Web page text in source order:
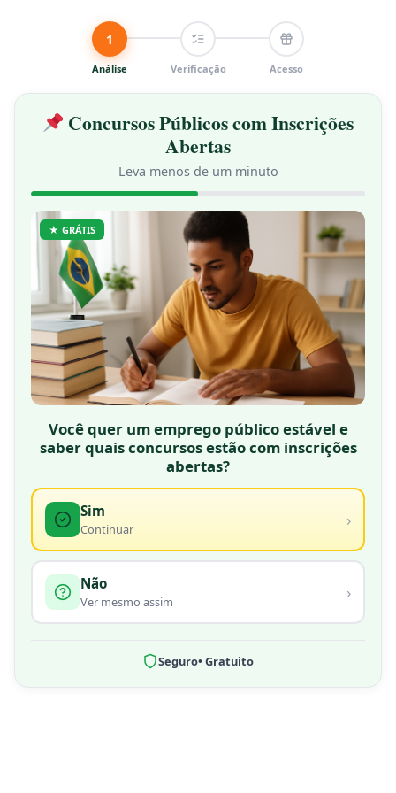
1
Análise Verificação Acesso
Concursos Públicos com Inscrições
Abertas
Leva menos de um minuto
★ GRÁTIS
Você quer um emprego público estável e
saber quais concursos estão com inscrições
abertas?
Sim
Continuar ›
Não
Ver mesmo assim ›
Seguro• Gratuito